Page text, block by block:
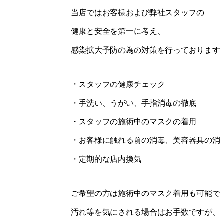
当店ではお客様および弊社スタッフの
健康と安全を第一に考え、
感染拡大予防の為の対策を行っております
・スタッフの健康チェック
・手洗い、うがい、手指消毒の徹底
・スタッフの施術中のマスクの着用
・お客様に触れる前の消毒、美容器具の
・定期的な店内換気
ご希望の方は施術中のマスク着用も可能で
汚れ等を気にされる場合はお手数ですが、